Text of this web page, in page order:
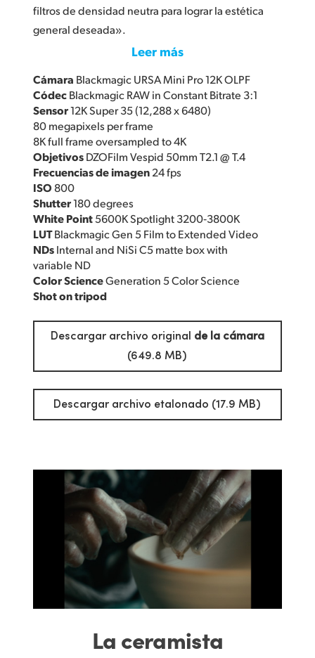
filtros de densidad neutra para lograr la estética
general deseada».
Leer más
Cámara Blackmagic URSA Mini Pro 12K OLPF
CódecBlackmagic RAW in Constant Bitrate 3:1
Sensor12K Super 35 (12,288 x 6480)
80 megapixels per frame
8K full frame oversampled to 4K
ObjetivosDZOFilm Vespid 50mm T2.1 @ T.4
Frecuencias de imagen24 fps
ISO 800
Shutter180 degrees
White Point5600K Spotlight 3200‑3800K
LUTBlackmagic Gen 5 Film to Extended Video
NDsInternal and NiSi C5 matte box with
variable ND
Color ScienceGeneration 5 Color Science
Shot on tripod
Descargar archivo original de la cámara
(649.8 MB)
Descargar archivo etalonado (17.9 MB)
La ceramista